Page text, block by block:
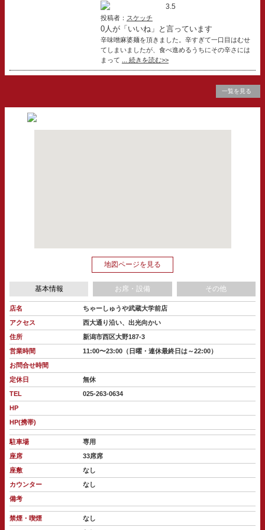
3.5
投稿者： スケッチ
0人が「いいね」と言っています
辛味噌麻婆麺を頂きました。辛すぎて一口目はむせ
てしまいましたが、食べ進めるうちにその辛さには
まって
... 続きを読む>>
一覧を見る
地図ページを見る
基本情報 お席・設備 その他
店名
ちゃーしゅうや武蔵大学前店
アクセス
西大通り沿い、出光向かい
住所
新潟市西区大野187-3
営業時間
11:00〜23:00（日曜・連休最終日は～22:00）
お問合せ時間
定休日
無休
TEL
025-263-0634
HP
HP(携帯)
駐車場
専用
座席
33席席
座敷
なし
カウンター
なし
備考
禁煙・喫煙
なし